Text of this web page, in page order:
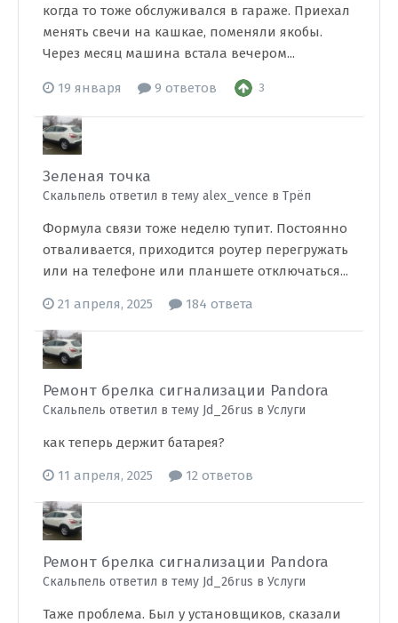
когда то тоже обслуживался в гараже. Приехал
менять свечи на кашкае, поменяли якобы.
Через месяц машина встала вечером...
19 января 9 ответов 3
Зеленая точка
Скальпель ответил в тему alex_vence в Трёп
Формула связи тоже неделю тупит. Постоянно
отваливается, приходится роутер перегружать
или на телефоне или планшете отключаться...
21 апреля, 2025 184 ответа
Ремонт брелка сигнализации Pandora
Скальпель ответил в тему Jd_26rus в Услуги
как теперь держит батарея?
11 апреля, 2025 12 ответов
Ремонт брелка сигнализации Pandora
Скальпель ответил в тему Jd_26rus в Услуги
Таже проблема. Был у установщиков, сказали